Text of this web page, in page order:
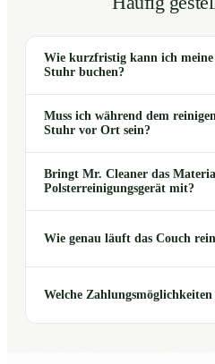
Wie kurzfristig kann ich
Stuhr buchen?
Muss ich während dem
Stuhr vor Ort sein?
Bringt Mr. Cleaner das
Polsterreinigungsgerät mit?
Wie genau läuft das Couch
Welche Zahlungsmöglichkeiten